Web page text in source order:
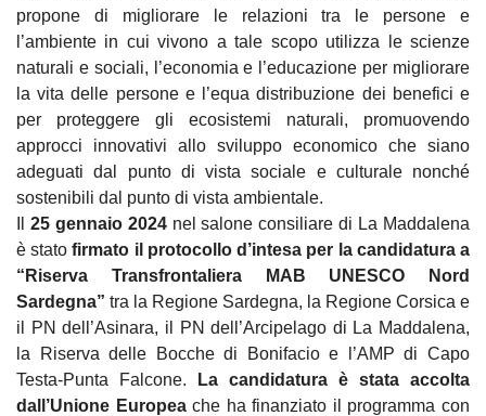
propone di migliorare le relazioni tra le persone e
l’ambiente in cui vivono a tale scopo utilizza le scienze
naturali e sociali, l’economia e l’educazione per migliorare
la vita delle persone e l’equa distribuzione dei benefici e
per proteggere gli ecosistemi naturali, promuovendo
approcci innovativi allo sviluppo economico che siano
adeguati dal punto di vista sociale e culturale nonché
sostenibili dal punto di vista ambientale.
25 gennaio 2024nel salone consiliare di La Maddalena
è statofirmato il protocollo d’intesa per la candidatura a
“Riserva Transfrontaliera MAB UNESCO Nord
Sardegna” tra la Regione Sardegna, la Regione Corsica e
il PN dell’Asinara, il PN dell’Arcipelago di La Maddalena,
la Riserva delle Bocche di Bonifacio e l’AMP di Capo
Testa-Punta Falcone.
La candidatura è stata accolta
dall’Unione Europeache ha finanziato il programma con